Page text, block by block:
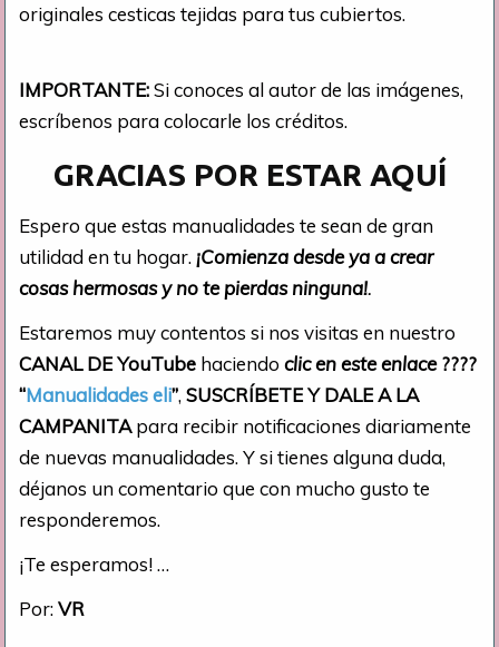
originales cesticas tejidas para tus cubiertos.
IMPORTANTE:Si conoces al autor de las imágenes,
escríbenos para colocarle los créditos.
GRACIAS POR ESTAR AQUÍ
Espero que estas manualidades te sean de gran
utilidad en tu hogar. ¡Comienza desde ya a crear
cosas hermosas y no te pierdas ninguna!.
Estaremos muy contentos si nos visitas en nuestro
CANAL DE YouTube haciendoclic en este enlace ????
“Manualidades eli”,SUSCRÍBETE Y DALE A LA
CAMPANITApara recibir notificaciones diariamente
de nuevas manualidades. Y si tienes alguna duda,
déjanos un comentario que con mucho gusto te
responderemos.
¡Te esperamos! …
Por:VR